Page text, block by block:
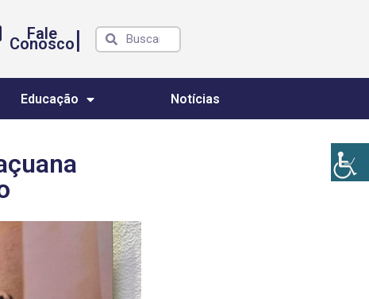
Fale
Conosco|
Educação Notícias